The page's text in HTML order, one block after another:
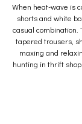
When heat-wave is
shorts and white
casual
tapered trousers,
maxing and
hunting in thrift